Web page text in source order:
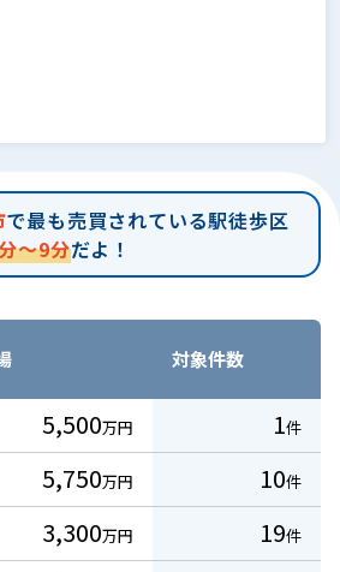
で最も売買されている駅徒歩区
～9分だよ！
対象件数
5,500万円 1件
5,750万円 10件
3,300万円 19件